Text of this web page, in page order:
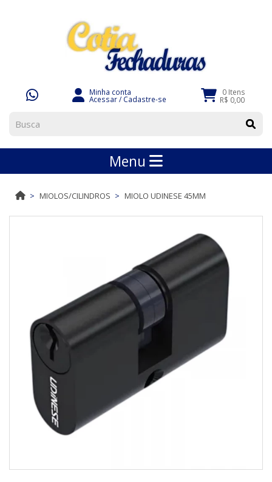
Minha conta
Acessar/ Cadastre-se
0 Itens
R$ 0,00
Menu
MIOLOS/CILINDROS MIOLO UDINESE 45MM